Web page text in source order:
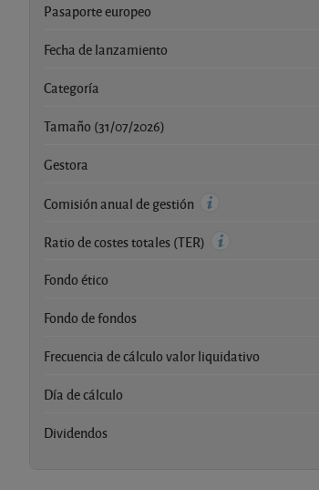
Pasaporte europeo
Fecha de lanzamiento
Categoría
Tamaño (31/07/2026)
Gestora
Comisión anual de gestión
Ratio de costes totales (TER)
Fondo ético
Fondo de fondos
Frecuencia de cálculo valor liquidativo
Día de cálculo
Dividendos